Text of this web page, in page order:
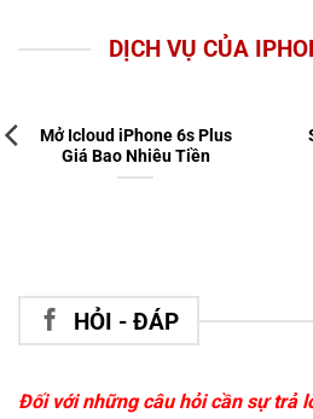
DỊCH VỤ CỦA
Mở Icloud iPhone 6s Plus
Giá Bao Nhiêu Tiền
HỎI - ĐÁP
Đối với những câu hỏi cần sự trả